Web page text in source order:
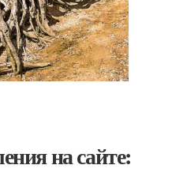
на сайте: